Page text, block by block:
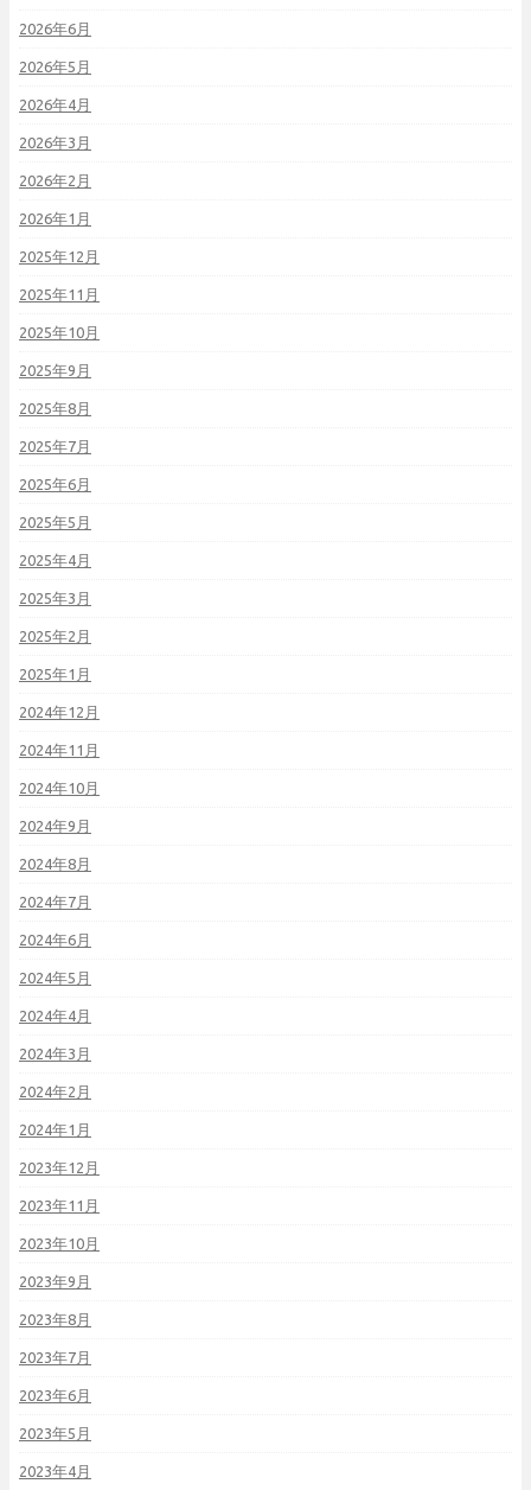
2026年6月
2026年5月
2026年4月
2026年3月
2026年2月
2026年1月
2025年12月
2025年11月
2025年10月
2025年9月
2025年8月
2025年7月
2025年6月
2025年5月
2025年4月
2025年3月
2025年2月
2025年1月
2024年12月
2024年11月
2024年10月
2024年9月
2024年8月
2024年7月
2024年6月
2024年5月
2024年4月
2024年3月
2024年2月
2024年1月
2023年12月
2023年11月
2023年10月
2023年9月
2023年8月
2023年7月
2023年6月
2023年5月
2023年4月